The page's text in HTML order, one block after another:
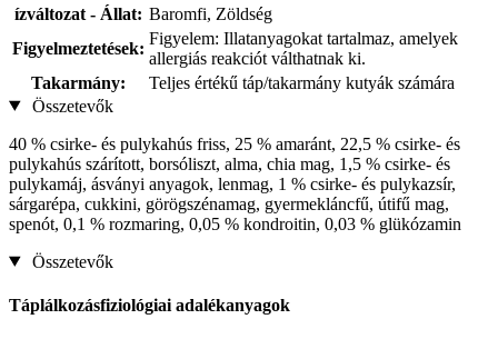
ízváltozat - Állat: Baromfi, Zöldség
Figyelmeztetések:
Figyelem: Illatanyagokat tartalmaz, amelyek
allergiás reakciót válthatnak ki.
Takarmány:
Teljes értékű táp/takarmány kutyák számára
Összetevők
40 % csirke- és pulykahús friss, 25 % amaránt, 22,5 % csirke- és
pulykahús szárított, borsóliszt, alma, chia mag, 1,5 % csirke- és
pulykamáj, ásványi anyagok, lenmag, 1 % csirke- és pulykazsír,
sárgarépa, cukkini, görögszénamag, gyermekláncfű, útifű mag,
spenót, 0,1 % rozmaring, 0,05 % kondroitin, 0,03 % glükózamin
Összetevők
Táplálkozásfiziológiai adalékanyagok